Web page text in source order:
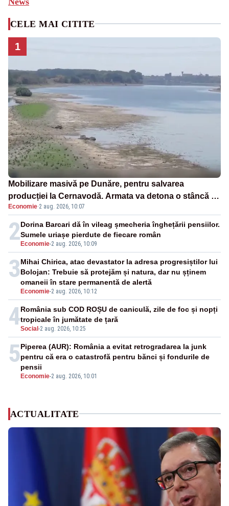
CELE MAI CITITE
1
Mobilizare masivă pe Dunăre, pentru salvarea
producției la Cernavodă. Armata va detona o stâncă și
va devia apa fluviului - IMAGINI AERIENE
Economie·2 aug. 2026, 10:07
2 Economie-2 aug. 2026, 10:09
Dorina Barcari dă în vileag șmecheria înghețării pensiilor.
Sumele uriașe pierdute de fiecare român
3
Economie-2 aug. 2026, 10:12
Mihai Chirica, atac devastator la adresa progresiștilor lui
Bolojan: Trebuie să protejăm și natura, dar nu șținem
omaneii în stare permanentă de alertă
4Social -2 aug. 2026, 10:25
România sub COD ROȘU de caniculă, zile de foc și nopți
tropicale în jumătate de țară
5
Economie-2 aug. 2026, 10:01
Piperea (AUR): România a evitat retrogradarea la junk
pentru că era o catastrofă pentru bănci și fondurile de
pensii
ACTUALITATE